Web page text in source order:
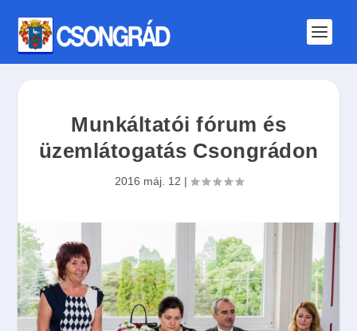
Munkáltatói fórum és
üzemlátogatás Csongrádon
2016 máj. 12 |